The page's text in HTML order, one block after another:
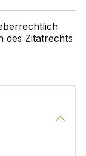
des Zitatrechts